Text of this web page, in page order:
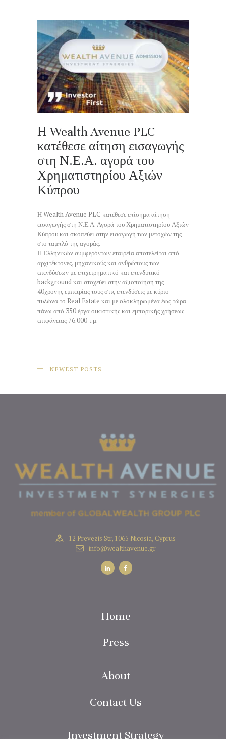
Η Wealth Avenue PLC
κατέθεσε αίτηση εισαγωγής
στη Ν.Ε.Α. αγορά του
Χρηματιστηρίου Αξιών
Κύπρου
Η Wealth Avenue PLC κατέθεσε επίσημα αίτηση
εισαγωγής στη Ν.Ε.Α. Αγορά του Χρηματιστηρίου Αξιών
Κύπρου και σκοπεύει στην εισαγωγή των μετοχών της
στο ταμπλό της αγοράς.
Η Ελληνικών συμφερόντων εταιρεία αποτελείται από
αρχιτέκτονες, μηχανικούς και ανθρώπους των
επενδύσεων με επιχειρηματικό και επενδυτικό
background και στοχεύει στην αξιοποίηση της
40χρονης εμπειρίας τους στις επενδύσεις με κύριο
πυλώνα το Real Estate και με ολοκληρωμένα έως τώρα
πάνω από 350 έργα οικιστικής και εμπορικής χρήσεως
επιφάνειας 76.000 τ.μ.
NEWEST POSTS
Home
Press
About
Contact Us
Investment Strategy
12 Prevezis Str, 1065 Nicosia, Cyprus
info@wealthavenue.gr